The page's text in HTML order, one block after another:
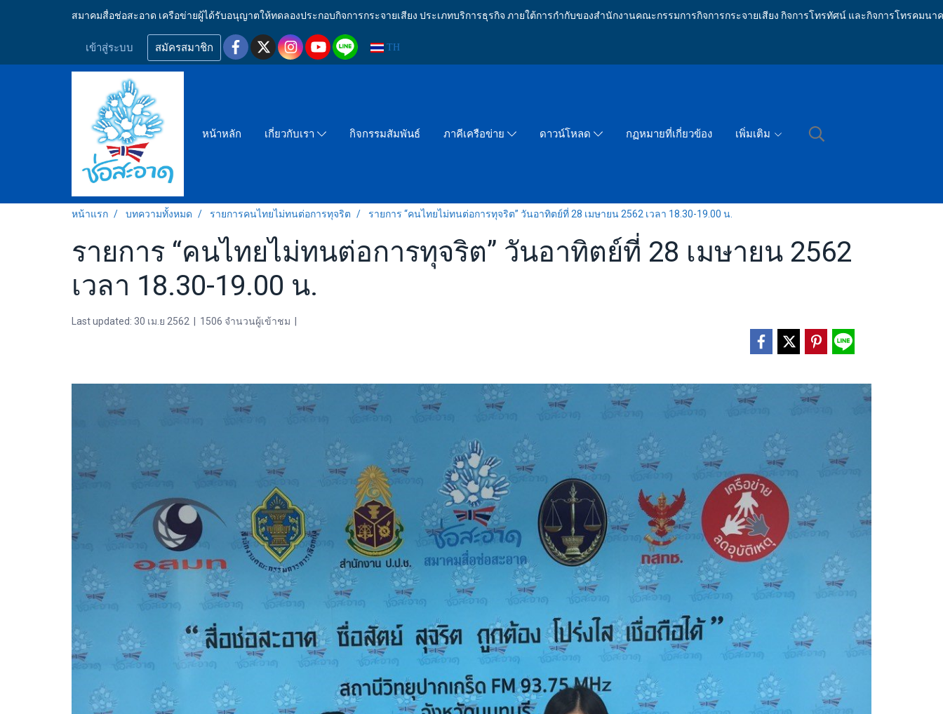
สมาคมสื่อช่อสะอาด เครือข่ายผู้ได้รับอนุญาตให้ทดลองประกอบกิจการกระจายเสียง ประเภทบริการธุรกิจ ภายใต้การกำกับของสำนักงานคณะกรรมการกิจการกระจายเสียง กิจการโทรทัศน์ และกิจการโทรคมนา
เข้าสู่ระบบ สมัครสมาชิก TH
หน้าหลัก เกี่ยวกับเรา กิจกรรมสัมพันธ์ ภาคีเครือข่าย ดาวน์โหลด กฏหมายที่เกี่ยวข้อง เพิ่มเติม
หน้าแรก บทความทั้งหมด รายการคนไทยไม่ทนต่อการทุจริต รายการ “คนไทยไม่ทนต่อการทุจริต” วันอาทิตย์ที่ 28 เมษายน 2562 เวลา 18.30-19.00 น.
รายการ “คนไทยไม่ทนต่อการทุจริต” วันอาทิตย์ที่ 28 เมษายน 2562
เวลา 18.30-19.00 น.
Last updated: 30 เม.ย 2562 1506 จำนวนผู้เข้าชม